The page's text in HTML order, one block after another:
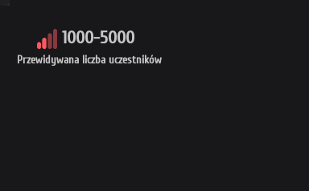
Przewidywana liczba uczestników
1000-5000